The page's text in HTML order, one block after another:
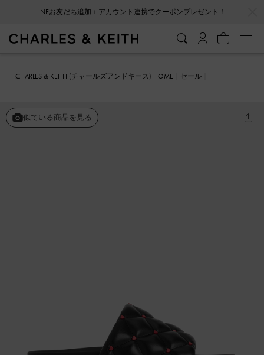
会員登録＋ニュースレター登録で10%OFFクーポンプレゼント！
CHARLES & KEITH (チャールズアンドキース) HOME
セール
似ている商品を見る